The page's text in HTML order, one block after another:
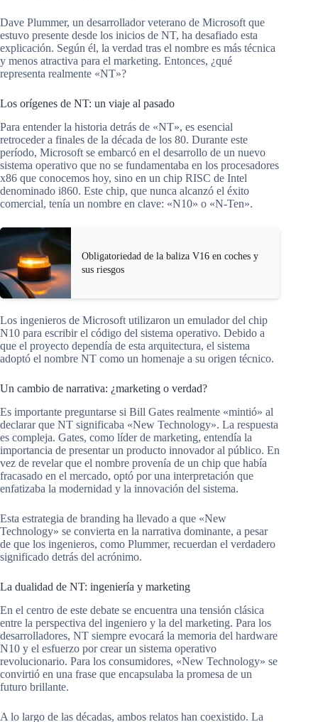
Dave Plummer, un desarrollador veterano de Microsoft que
estuvo presente desde los inicios de NT, ha desafiado esta
explicación. Según él, la verdad tras el nombre es más técnica
y menos atractiva para el marketing. Entonces, ¿qué
representa realmente «NT»?
Los orígenes de NT: un viaje al pasado
Para entender la historia detrás de «NT», es esencial
retroceder a finales de la década de los 80. Durante este
período, Microsoft se embarcó en el desarrollo de un nuevo
sistema operativo que no se fundamentaba en los procesadores
x86 que conocemos hoy, sino en un chip RISC de Intel
denominado i860. Este chip, que nunca alcanzó el éxito
comercial, tenía un nombre en clave: «N10» o «N-Ten».
Obligatoriedad de la baliza V16 en coches y
sus riesgos
Los ingenieros de Microsoft utilizaron un emulador del chip
N10 para escribir el código del sistema operativo. Debido a
que el proyecto dependía de esta arquitectura, el sistema
adoptó el nombre NT como un homenaje a su origen técnico.
Un cambio de narrativa: ¿marketing o verdad?
Es importante preguntarse si Bill Gates realmente «mintió» al
declarar que NT significaba «New Technology». La respuesta
es compleja. Gates, como líder de marketing, entendía la
importancia de presentar un producto innovador al público. En
vez de revelar que el nombre provenía de un chip que había
fracasado en el mercado, optó por una interpretación que
enfatizaba la modernidad y la innovación del sistema.
Esta estrategia de branding ha llevado a que «New
Technology» se convierta en la narrativa dominante, a pesar
de que los ingenieros, como Plummer, recuerdan el verdadero
significado detrás del acrónimo.
La dualidad de NT: ingeniería y marketing
En el centro de este debate se encuentra una tensión clásica
entre la perspectiva del ingeniero y la del marketing. Para los
desarrolladores, NT siempre evocará la memoria del hardware
N10 y el esfuerzo por crear un sistema operativo
revolucionario. Para los consumidores, «New Technology» se
convirtió en una frase que encapsulaba la promesa de un
futuro brillante.
A lo largo de las décadas, ambos relatos han coexistido. La